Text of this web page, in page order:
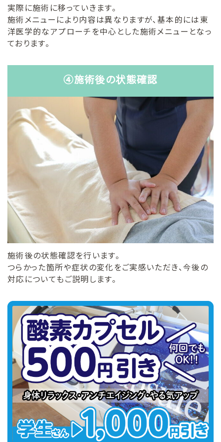
実際に施術に移っていきます。
施術メニューにより内容は異なりますが、基本的には東
洋医学的なアプローチを中心とした施術メニューとなっ
ております。
④施術後の状態確認
施術後の状態確認を行います。
つらかった箇所や症状の変化をご実感いただき、今後の
対応についてもご説明します。